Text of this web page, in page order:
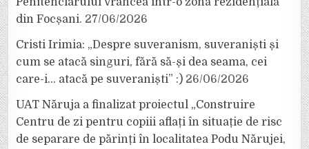
din Focșani. 27/06/2026
Cristi Irimia: „Despre suveranism, suveraniști și
cum se atacă singuri, fără să-și dea seama, cei
care-i… atacă pe suveraniști” :) 26/06/2026
UAT Năruja a finalizat proiectul „Construire
Centru de zi pentru copiii aflați în situație de risc
de separare de părinți în localitatea Podu Nărujei,